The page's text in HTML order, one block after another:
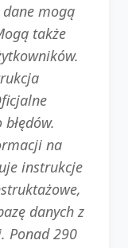
mogą
także
na
instrukcje
danych z
Ponad 290